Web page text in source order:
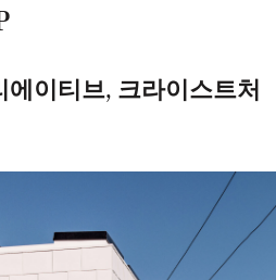
에이티브, 크라이스트처